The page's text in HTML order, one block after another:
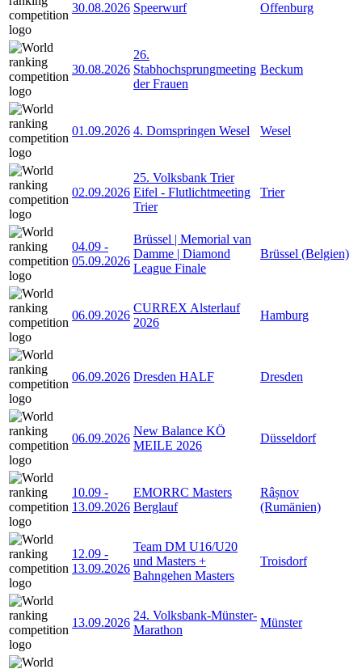
30.08.2026 Speerwurf Offenburg
30.08.2026
26.
Stabhochsprungmeeting
der Frauen
Beckum
01.09.2026 4. Domspringen Wesel Wesel
02.09.2026
25. Volksbank Trier
Eifel - Flutlichtmeeting
Trier
Trier
04.09 -
05.09.2026
Brüssel | Memorial van
Damme | Diamond
League Finale
Brüssel (Belgien)
06.09.2026
CURREX Alsterlauf
2026
Hamburg
06.09.2026 Dresden HALF Dresden
06.09.2026
New Balance KÖ
MEILE 2026
Düsseldorf
10.09 -
13.09.2026
EMORRC Masters
Berglauf
Râșnov
(Rumänien)
12.09 -
13.09.2026
Team DM U16/U20
und Masters +
Bahngehen Masters
Troisdorf
13.09.2026
24. Volksbank-Münster-
Marathon
Münster